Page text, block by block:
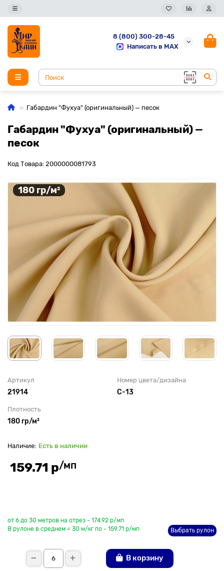
8 (800) 300-28-45
Написать в MAX
Габардин "Фухуа" (оригинальный) — песок
Габардин "Фухуа" (оригинальный) —
песок
Код Товара: 2000000081793
180 гр/м²
Артикул
21914
Номер цвета/дизайна
С-13
Плотность
180 гр/м²
Есть в наличии
159.71 р/мп
от 6 до 30 метров на отрез - 174.92 р/мп
В рулоне в среднем = 30 м/кг по - 159.71 р/мп
Выбрать рулон
В корзину